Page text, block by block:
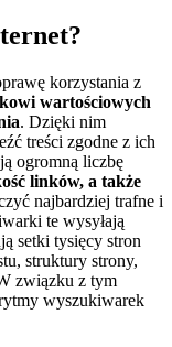
korzystania z
wartościowych
. Dzięki nim
treści zgodne z ich
ogromną liczbę
linków, a także
najbardziej trafne i
te wysyłają
setki tysięcy stron
struktury strony,
związku z tym
wyszukiwarek